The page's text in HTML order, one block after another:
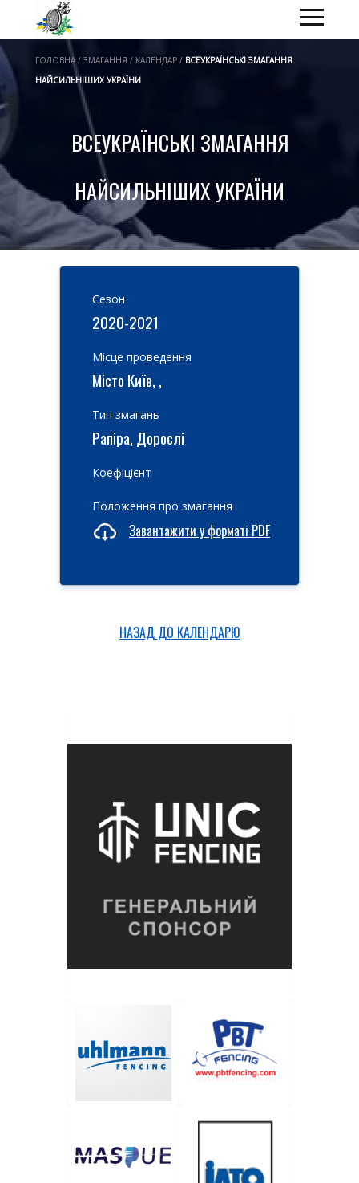
ГОЛОВНА / ЗМАГАННЯ / КАЛЕНДАР / ВСЕУКРАЇНСЬКІ ЗМАГАННЯ
НАЙСИЛЬНІШИХ УКРАЇНИ
ВСЕУКРАЇНСЬКІ ЗМАГАННЯ
НАЙСИЛЬНІШИХ УКРАЇНИ
Cезон
2020-2021
Місце проведення
Місто Київ, ,
Тип змагань
Рапіра, Дорослі
Коефіцієнт
Положення про змагання
Завантажити у форматі PDF
НАЗАД ДО КАЛЕНДАРЮ